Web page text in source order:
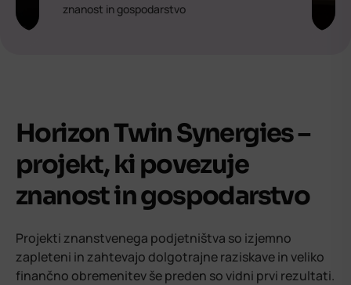
znanost in gospodarstvo
Horizon Twin Synergies –
projekt, ki povezuje
znanost in gospodarstvo
Projekti znanstvenega podjetništva so izjemno
zapleteni in zahtevajo dolgotrajne raziskave in veliko
finančno obremenitev še preden so vidni prvi rezultati.